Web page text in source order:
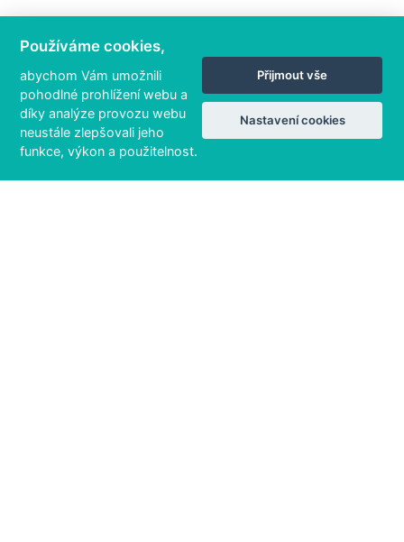
Používáme cookies,
abychom Vám umožnili
pohodlné prohlížení webu a
díky analýze provozu webu
neustále zlepšovali jeho
funkce, výkon a použitelnost.
Přijmout vše
Nastavení cookies